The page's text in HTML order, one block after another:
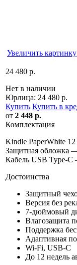
Увеличить картинку
24 480 р.
Нет в наличии
Юрлица: 24 480 р.
Купить Купить в
от 2 448 р.
Комплектация
Kindle PaperWhite
Защитная обложка
Кабель USB Type-
Достоинства
Защитный
Версия без
7-дюймовый
Влагозащита
Поддержка
Адаптивная
Wi-Fi, USB-C
До 12 недель